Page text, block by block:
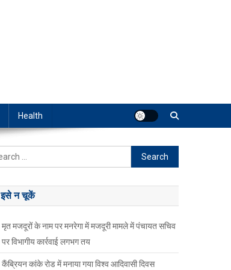
Health
Search
for:
इसे न चूकें
मृत मजदूरों के नाम पर मनरेगा में मजदूरी मामले में पंचायत सचिव
पर विभागीय कार्रवाई लगभग तय
कैंब्रियन कांके रोड में मनाया गया विश्व आदिवासी दिवस